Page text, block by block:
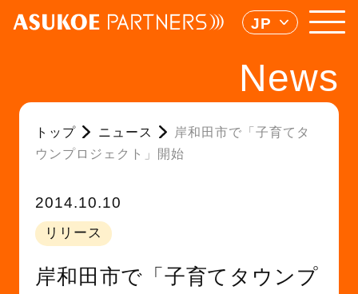
JP
News
トップ ニュース
岸和田市で「子育てタ
ウンプロジェクト」開始
2014.10.10
リリース
岸和田市で「子育てタウンプ